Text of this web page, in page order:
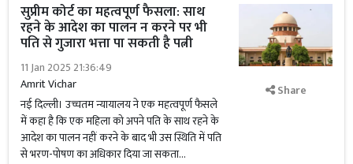
सुप्रीम कोर्ट का महत्वपूर्ण फैसला: साथ
रहने के आदेश का पालन न करने पर भी
पति से गुजारा भत्ता पा सकती है पत्नी
11 Jan 2025 21:36:49
Amrit Vichar
नई दिल्ली। उच्चतम न्यायालय ने एक महत्वपूर्ण फैसले
में कहा है कि एक महिला को अपने पति के साथ रहने के
आदेश का पालन नहीं करने के बाद भी उस स्थिति में पति
से भरण-पोषण का अधिकार दिया जा सकता...
Share